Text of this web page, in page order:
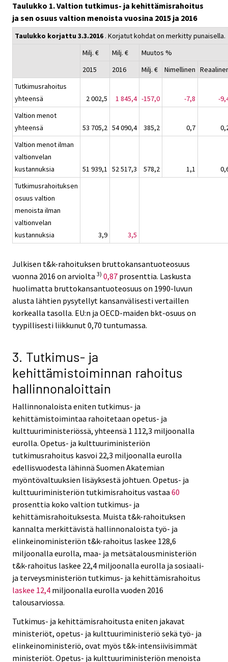
Taulukko 1. Valtion tutkimus- ja kehittämisrahoitus
ja sen osuus valtion menoista vuosina 2015 ja 2016
Taulukko korjattu 3.3.2016 . Korjatut kohdat on merkitty punaisella.
Milj. €
Milj. €
Muutos %
2015
2016 Milj. € Nimellinen
Tutkimusrahoitus
yhteensä
2 002,5 1 845,4 -157,0 -7,8
-
Valtion menot
yhteensä
53 705,2 54 090,4 385,2 0,7
Valtion menot ilman
valtionvelan
kustannuksia
51 939,1 52 517,3 578,2 1,1
Tutkimusrahoituksen
osuus valtion
menoista ilman
valtionvelan
kustannuksia
3,9 3,5
Julkisen t&k-rahoituksen bruttokansantuoteosuus
vuonna 2016 on arviolta 3) 0,87 prosenttia. Laskusta
huolimatta bruttokansantuoteosuus on 1990-luvun
alusta lähtien pysytellyt kansanvälisesti vertaillen
korkealla tasolla. EU:n ja OECD-maiden bkt-osuus on
tyypillisesti liikkunut 0,70 tuntumassa.
3. Tutkimus- ja
kehittämistoiminnan rahoitus
hallinnonaloittain
Hallinnonaloista eniten tutkimus- ja
kehittämistoimintaa rahoitetaan opetus- ja
kulttuuriministeriössä, yhteensä 1 112,3 miljoonalla
eurolla. Opetus- ja kulttuuriministeriön
tutkimusrahoitus kasvoi 22,3 miljoonalla eurolla
edellisvuodesta lähinnä Suomen Akatemian
myöntövaltuuksien lisäyksestä johtuen. Opetus- ja
kulttuuriministeriön tutkimisrahoitus vastaa 60
prosenttia koko valtion tutkimus- ja
kehittämisrahoituksesta. Muista t&k-rahoituksen
kannalta merkittävistä hallinnonaloista työ- ja
elinkeinoministeriön t&k-rahoitus laskee 128,6
miljoonalla eurolla, maa- ja metsätalousministeriön
t&k-rahoitus laskee 22,4 miljoonalla eurolla ja sosiaali-
ja terveysministeriön tutkimus- ja kehittämisrahoitus
laskee 12,4 miljoonalla eurolla vuoden 2016
talousarviossa.
Tutkimus- ja kehittämisrahoitusta eniten jakavat
ministeriöt, opetus- ja kulttuuriministeriö sekä työ- ja
elinkeinoministeriö, ovat myös t&k-intensiivisimmät
ministeriöt. Opetus- ja kulttuuriministeriön menoista